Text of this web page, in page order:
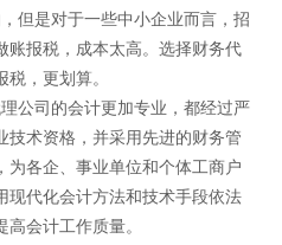
是对于一些中小企业而言，招
账报税，成本太高。选择财务代
，更划算。
司的会计更加专业，都经过严
技术资格，并采用先进的财务管
为各企、事业单位和个体工商户
现代化会计方法和技术手段依法
会计工作质量。